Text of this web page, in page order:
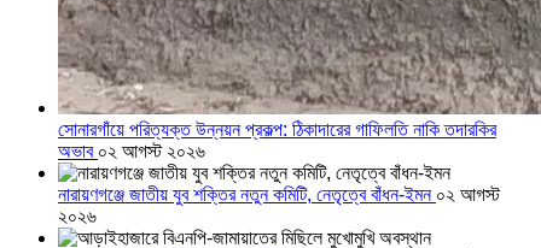
সোনারগাঁয়ে পরিত্যক্ত উন্নয়ন প্রকল্প: ঠিকাদারের গাফিলতি নাকি তদারকির
অভাব ০২ আগস্ট ২০২৬
নারায়ণগঞ্জে জাতীয় যুব শক্তির নতুন কমিটি, নেতৃত্বে বাঁধন-ইমন ০২ আগস্ট
২০২৬